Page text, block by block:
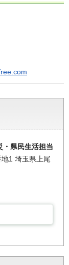
・県民生活担当
1 埼玉県上尾